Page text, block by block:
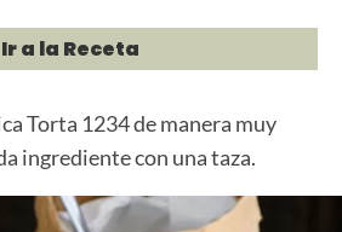
Ir a la Receta
Torta 1234 de manera muy
ingrediente con una taza.